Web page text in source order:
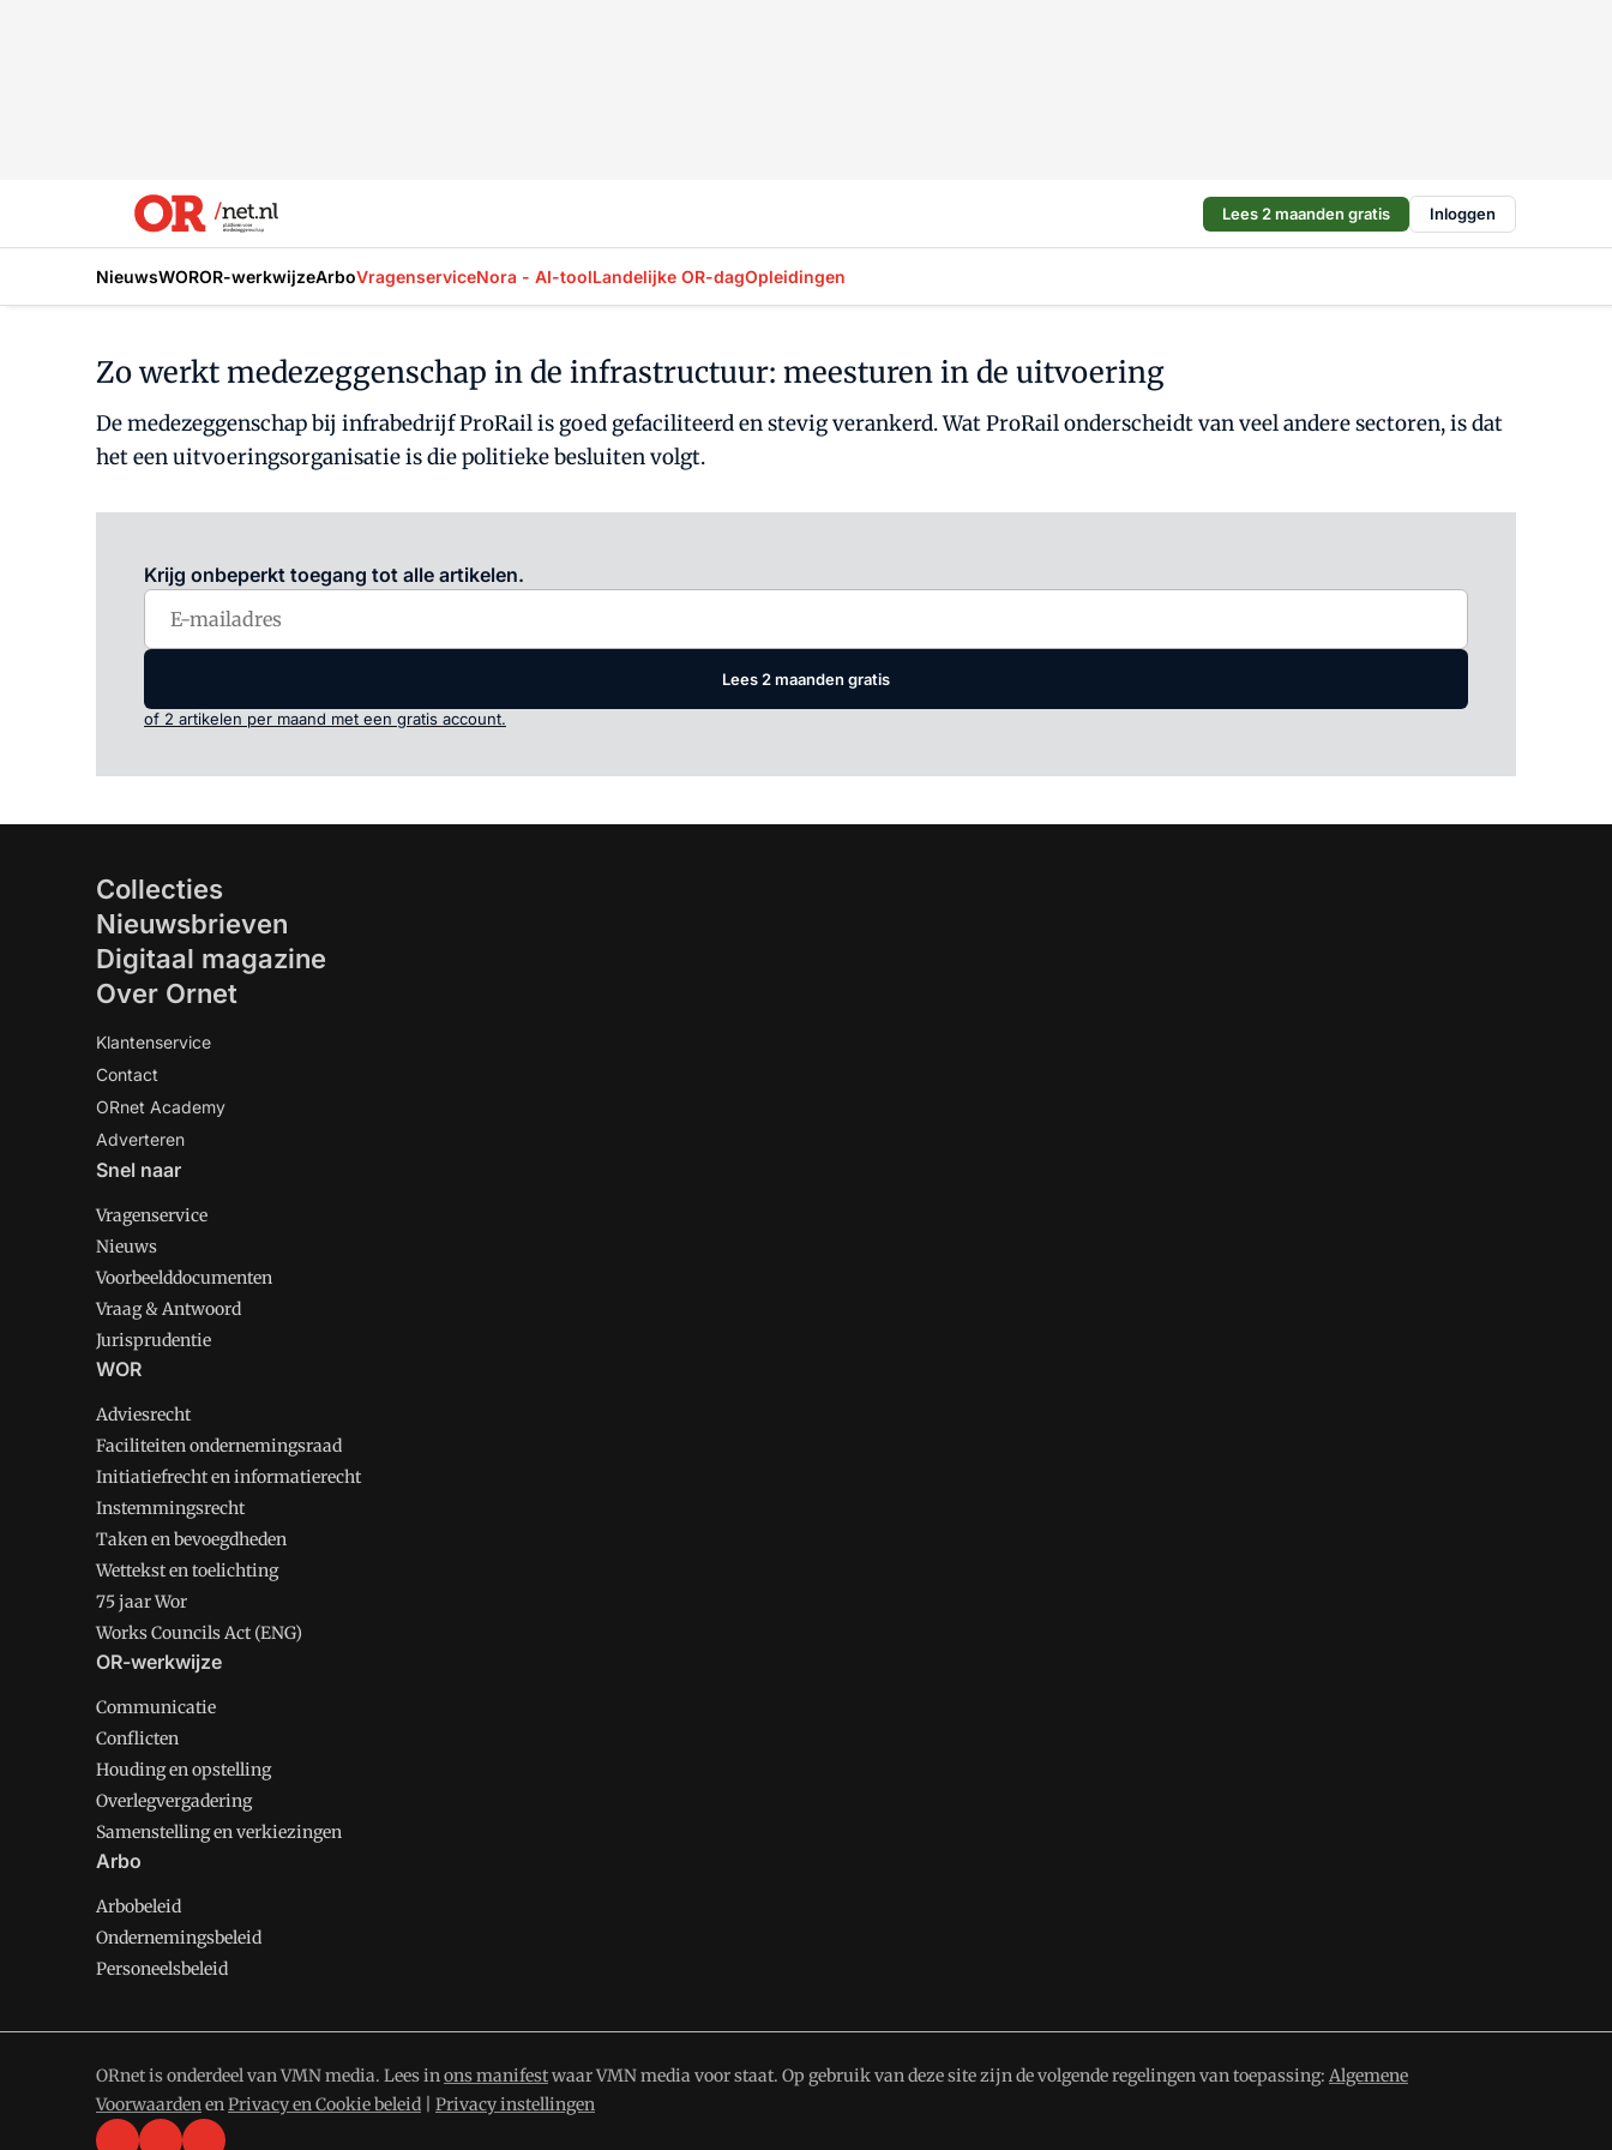
Lees 2 maanden gratis Inloggen
NieuwsWOROR-werkwijzeArboVragenserviceNora - AI-toolLandelijke OR-dagOpleidingen
Zo werkt medezeggenschap in de infrastructuur: meesturen in de uitvoering
De medezeggenschap bij infrabedrijf ProRail is goed gefaciliteerd en stevig verankerd. Wat ProRail onderscheidt van veel andere sectoren, is dat
het een uitvoeringsorganisatie is die politieke besluiten volgt.
Krijg onbeperkt toegang tot alle artikelen.
Lees 2 maanden gratis
of 2 artikelen per maand met een gratis account.
Collecties
Nieuwsbrieven
Digitaal magazine
Over Ornet
Klantenservice
Contact
ORnet Academy
Adverteren
Snel naar
Vragenservice
Nieuws
Voorbeelddocumenten
Vraag & Antwoord
Jurisprudentie
WOR
Adviesrecht
Faciliteiten ondernemingsraad
Initiatiefrecht en informatierecht
Instemmingsrecht
Taken en bevoegdheden
Wettekst en toelichting
75 jaar Wor
Works Councils Act (ENG)
OR-werkwijze
Communicatie
Conflicten
Houding en opstelling
Overlegvergadering
Samenstelling en verkiezingen
Arbo
Arbobeleid
Ondernemingsbeleid
Personeelsbeleid
ORnet is onderdeel van VMN media. Lees inons manifestwaar VMN media voor staat. Op gebruik van deze site zijn de volgende regelingen van toepassing: Algemene
VoorwaardenenPrivacy en Cookie beleid Privacy instellingen